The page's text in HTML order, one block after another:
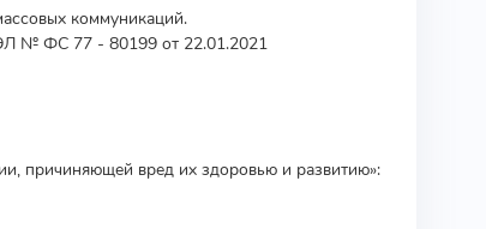
коммуникаций.
ЭЛ № ФС 77 - 80199 от 22.01.2021
причиняющей вред их здоровью и развитию»: